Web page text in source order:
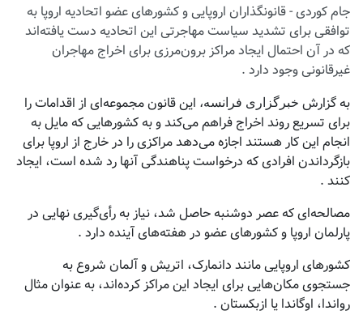
جام کوردی - قانونگذاران اروپایی و کشورهای عضو اتحادیه اروپا به
توافقی برای تشدید سیاست مهاجرتی این اتحادیه دست یافته‌اند
که در آن احتمال ایجاد مراکز برون‌مرزی برای اخراج مهاجران
غیرقانونی وجود دارد .
بە گزارش خبرگزاری فرانسه، این قانون مجموعه‌ای از اقدامات را
برای تسریع روند اخراج فراهم می‌کند و به کشورهایی که مایل به
انجام این کار هستند اجازه می‌دهد مراکزی را در خارج از اروپا برای
بازگرداندن افرادی که درخواست پناهندگی آنها رد شده است، ایجاد
کنند .
مصالحه‌ای که عصر دوشنبه حاصل شد، نیاز به رأی‌گیری نهایی در
پارلمان اروپا و کشورهای عضو در هفته‌های آینده دارد .
کشورهای اروپایی مانند دانمارک، اتریش و آلمان شروع به
جستجوی مکان‌هایی برای ایجاد این مراکز کرده‌اند، به عنوان مثال
رواندا، اوگاندا یا ازبکستان .